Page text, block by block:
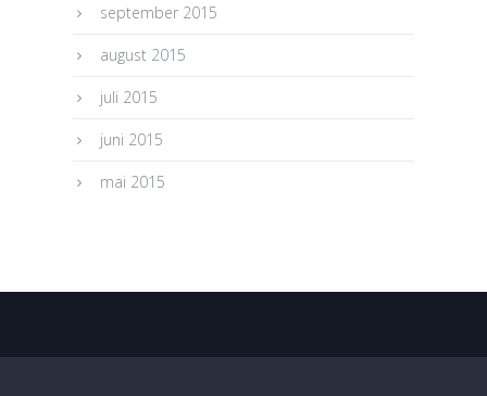
september 2015
august 2015
juli 2015
juni 2015
mai 2015